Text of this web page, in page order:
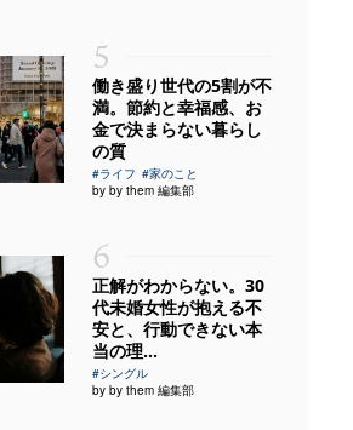
5
働き盛り世代の5割が不
満。節約と幸福感、お
金で決まらない暮らし
の質
#ライフ #家のこと
by by them 編集部
6
正解がわからない。30
代未婚女性が抱える不
安と、行動できない本
当の理...
#シングル
by by them 編集部